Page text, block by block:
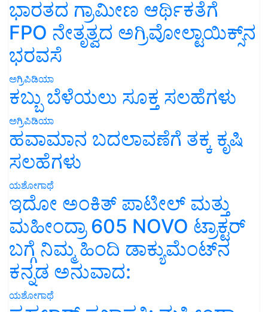
ಭಾರತದ ಗ್ರಾಮೀಣ ಆರ್ಥಿಕತೆಗೆ
FPO ನೇತೃತ್ವದ ಅಗ್ರಿವೋಲ್ಟಾಯಿಕ್ಸ್‌ನ
ಭರವಸೆ
ಅಗ್ರಿಪಿಡಿಯಾ
ಕಬ್ಬು ಬೆಳೆಯಲು ಸೂಕ್ತ ಸಲಹೆಗಳು
ಅಗ್ರಿಪಿಡಿಯಾ
ಹವಾಮಾನ ಬದಲಾವಣೆಗೆ ತಕ್ಕ ಕೃಷಿ
ಸಲಹೆಗಳು
ಯಶೋಗಾಥೆ
ಇದೋ ಅಂಕಿತ್ ಪಾಟೀಲ್ ಮತ್ತು
ಮಹೀಂದ್ರಾ 605 NOVO ಟ್ರಾಕ್ಟರ್
ಬಗ್ಗೆ ನಿಮ್ಮ ಹಿಂದಿ ಡಾಕ್ಯುಮೆಂಟ್‌ನ
ಕನ್ನಡ ಅನುವಾದ:
ಯಶೋಗಾಥೆ